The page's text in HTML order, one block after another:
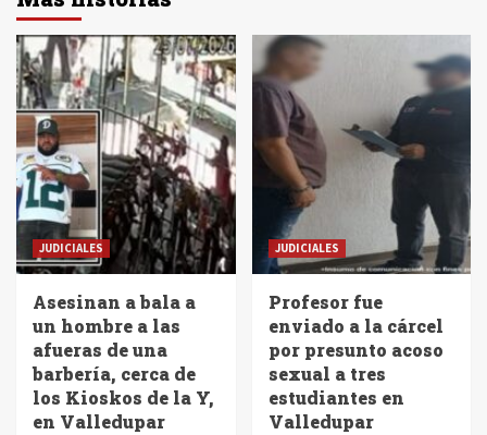
JUDICIALES
Asesinan a bala a
un hombre a las
afueras de una
barbería, cerca de
los Kioskos de la Y,
en Valledupar
JUDICIALES
Profesor fue
enviado a la cárcel
por presunto acoso
sexual a tres
estudiantes en
Valledupar